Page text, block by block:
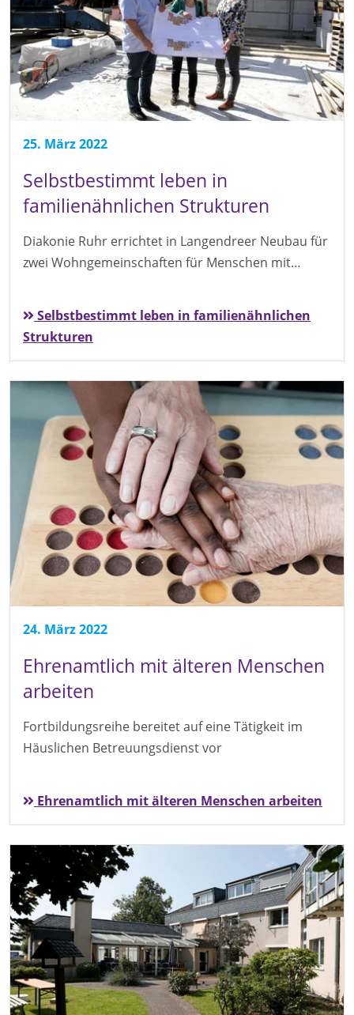
25. März 2022
Selbstbestimmt leben in
familienähnlichen Strukturen
Diakonie Ruhr errichtet in Langendreer Neubau für
zwei Wohngemeinschaften für Menschen mit…
Selbstbestimmt leben in familienähnlichen
Strukturen
24. März 2022
Ehrenamtlich mit älteren Menschen
arbeiten
Fortbildungsreihe bereitet auf eine Tätigkeit im
Häuslichen Betreuungsdienst vor
Ehrenamtlich mit älteren Menschen arbeiten